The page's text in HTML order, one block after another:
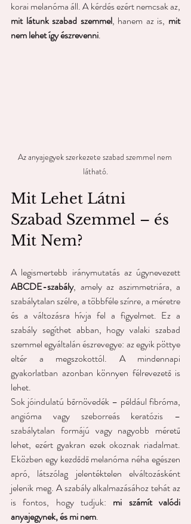
mit látunk szabad szemmel, hanem az is, mit
nem lehet így észrevenni.
Az anyajegyek szerkezete szabad szemmel nem
látható.
Mit Lehet Látni
Szabad Szemmel – és
Mit Nem?
ABCDE-szabály, amely az aszimmetriára, a
szabálytalan szélre, a többféle színre, a méretre
és a változásra hívja fel a figyelmet. Ez a
szabály segíthet abban, hogy valaki szabad
szemmel egyáltalán észrevegye: az egyik pöttye
eltér a megszokottól. A mindennapi
gyakorlatban azonban könnyen félrevezető is
lehet.
Sok jóindulatú bőrnövedék – például fibróma,
angióma vagy szeborreás keratózis –
szabálytalan formájú vagy nagyobb méretű
lehet, ezért gyakran ezek okoznak riadalmat.
Eközben egy kezdődő melanóma néha egészen
apró, látszólag jelentéktelen elváltozásként
jelenik meg. A szabály alkalmazásához tehát az
is fontos, hogy tudjuk: mi számít valódi
anyajegynek, és mi nem.